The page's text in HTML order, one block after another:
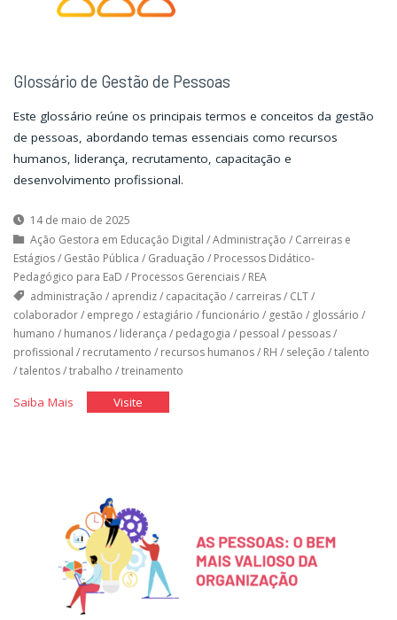
Glossário de Gestão de Pessoas
Este glossário reúne os principais termos e conceitos da gestão
de pessoas, abordando temas essenciais como recursos
humanos, liderança, recrutamento, capacitação e
desenvolvimento profissional.
14 de maio de 2025
Ação Gestora em Educação Digital /Administração / Carreiras e
Estágios/ Gestão Pública / Graduação / Processos Didático-
Pedagógico para EaD / Processos Gerenciais/ REA
administração / aprendiz/ capacitação / carreiras/ CLT/
colaborador/ emprego / estagiário /funcionário / gestão / glossário /
humano / humanos/ liderança / pedagogia / pessoal / pessoas/
profissional / recrutamento / recursos humanos/ RH / seleção /talento
/talentos/trabalho /treinamento
Saiba Mais"GlossárioVisite"Glossário